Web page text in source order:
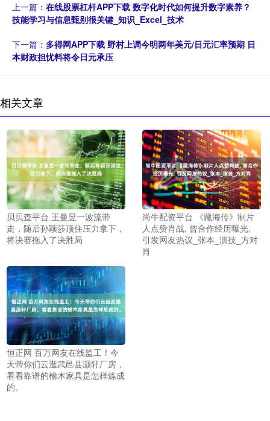
上一篇： 在线股票杠杆APP下载 数字化时代如何提升数字素养？
技能学习与信息甄别很关键_知识_Excel_技术
下一篇： 多得网APP下载 野村上调今明两年美元/日元汇率预期 日
本财政担忧料将令日元承压
相关文章
贝贝查平台 王曼昱一波流带
走，随后孙颖莎顶住压力拿下，
将决赛拖入了决胜局
尚牛配资平台 《藏海传》制片
人点赞肖战, 曾合作经历曝光,
引发网友热议_张本_演技_方对
肖
恒正网 百万网友在线监工！今
天带你们云逛武邑县灏轩厂房，
看看靠谱的榆木家具是怎样炼成
的。